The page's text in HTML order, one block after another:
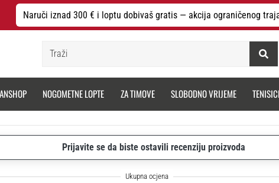
Naruči iznad 300 € i loptu dobivaš gratis — akcija ograničenog
NOGOMETNE LOPTE ZA TIMOVE SLOBODNO VRIJEME
Prijavite se da biste ostavili recenziju proizvoda